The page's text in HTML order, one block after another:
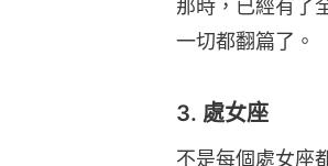
那時，已經有了
一切都翻篇了。
3. 處女座
不是每個處女座